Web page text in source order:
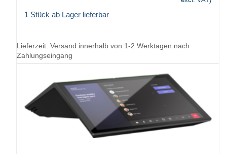
1 Stück ab Lager lieferbar
Lieferzeit: Versand innerhalb von 1-2 Werktagen nach
Zahlungseingang